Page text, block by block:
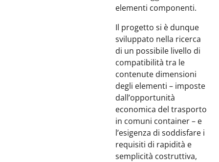
elementi componenti.
Il progetto si è dunque
sviluppato nella ricerca
di un possibile livello di
compatibilità tra le
contenute dimensioni
degli elementi – imposte
dall’opportunità
economica del trasporto
in comuni container – e
l’esigenza di soddisfare i
requisiti di rapidità e
semplicità costruttiva,